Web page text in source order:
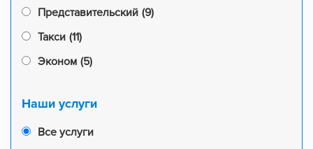
Представительский (9)
Такси (11)
Эконом (5)
Наши услуги
Все услуги